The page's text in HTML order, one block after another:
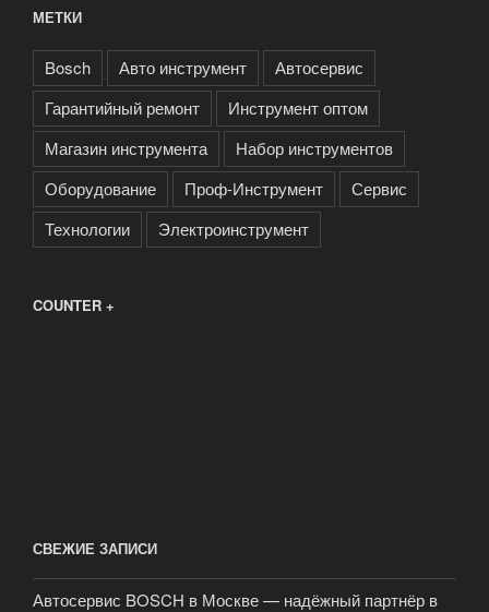
МЕТКИ
Bosch Авто инструмент
Автосервис
Гарантийный ремонт
Инструмент оптом
Магазин инструмента
Набор инструментов
Оборудование
Проф-Инструмент
Сервис
Технологии
Электроинструмент
COUNTER +
СВЕЖИЕ ЗАПИСИ
Автосервис BOSCH в Москве — надёжный партнёр в